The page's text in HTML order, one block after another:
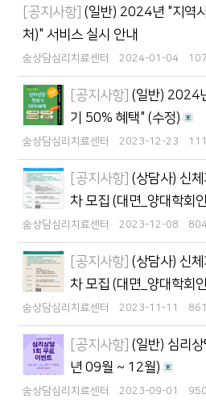
[공지사항] (일반) 2024년 "지역
처)" 서비스 실시 안내
숨상담심리치료센터 2024-01-04
[공지사항] (일반) 2024
기 50% 혜택" (수정)
숨상담심리치료센터 2023-12-23
[공지사항] (상담사) 신
차 모집 (대면_양대학회
숨상담심리치료센터 2023-12-08
[공지사항] (상담사) 신
차 모집 (대면_양대학회
숨상담심리치료센터 2023-11-11 861
[공지사항] (일반) 심리
년 09월 ~ 12월)
숨상담심리치료센터 2023-09-01 950